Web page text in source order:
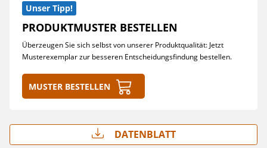
Unser Tipp!
PRODUKTMUSTER BESTELLEN
Überzeugen Sie sich selbst von unserer Produktqualität: Jetzt
Musterexemplar zur besseren Entscheidungsfindung bestellen.
Muster bestellen
Datenblatt